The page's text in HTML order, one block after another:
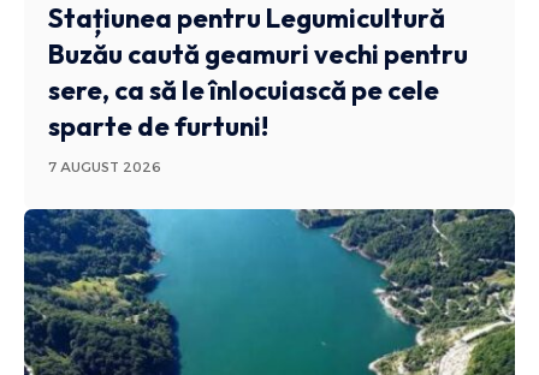
Stațiunea pentru Legumicultură
Buzău caută geamuri vechi pentru
sere, ca să le înlocuiască pe cele
sparte de furtuni!
7 AUGUST 2026